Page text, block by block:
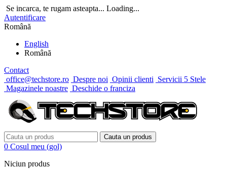
Se incarca, te rugam asteapta... Loading...
Autentificare
Română
English
Română
Contact
office@techstore.ro Despre noi Opinii clienti Servicii 5 Stele
Magazinele noastre Deschide o franciza
Cauta un produs
0 Cosul meu (gol)
Niciun produs